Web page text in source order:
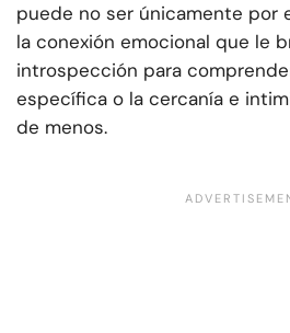
puede no ser únicamente por
la conexión emocional que le
introspección para
específica o la cercanía e
de menos.